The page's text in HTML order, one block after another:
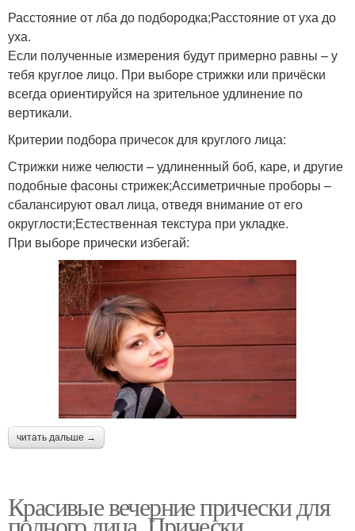
Расстояние от лба до подбородка;Расстояние от уха до
уха.
Если полученные измерения будут примерно равны – у
тебя круглое лицо. При выборе стрижки или причёски
всегда ориентируйся на зрительное удлинение по
вертикали.
Критерии подбора причесок для круглого лица:
Стрижки ниже челюсти – удлиненный боб, каре, и другие
подобные фасоны стрижек;Ассиметричные проборы –
сбалансируют овал лица, отведя внимание от его
округлости;Естественная текстура при укладке.
При выборе прически избегай:
читать дальше →
Красивые вечерние прически для